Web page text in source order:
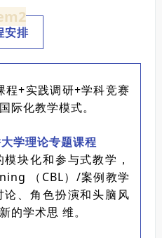
安排
程+实践调研+学科竞赛
际化教学模式。
学理论专题课程
块化和参与式教学，
（CBL）/案例教学
、角色扮演和头脑风
的学术思 维。